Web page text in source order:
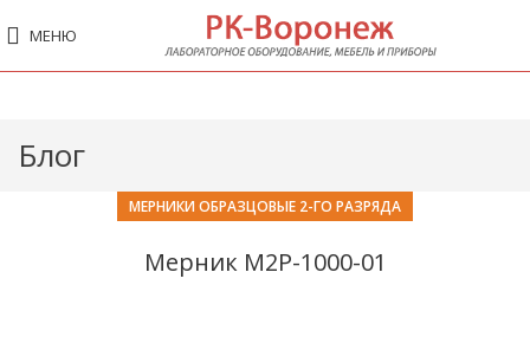
МЕНЮ
Блог
МЕРНИКИ ОБРАЗЦОВЫЕ 2-ГО РАЗРЯДА
Мерник М2Р-1000-01